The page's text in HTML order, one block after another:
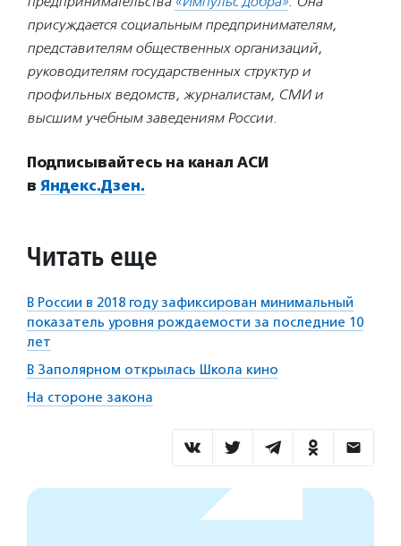
присуждается социальным предпринимателям,
представителям общественных организаций,
руководителям государственных структур и
профильных ведомств, журналистам, СМИ и
высшим учебным заведениям России.
Подписывайтесь на канал АСИ
в Яндекс.Дзен.
Читать еще
В России в 2018 году зафиксирован минимальный
показатель уровня рождаемости за последние 10
лет
В Заполярном открылась Школа кино
На стороне закона